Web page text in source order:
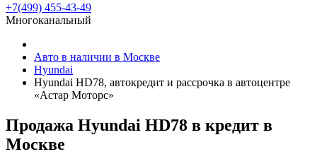
+7(499) 455-43-49
Многоканальный
Авто в наличии в Москве
Hyundai
Hyundai HD78, автокредит и рассрочка в автоцентре
«Астар Моторс»
Продажа Hyundai HD78 в кредит в
Москве